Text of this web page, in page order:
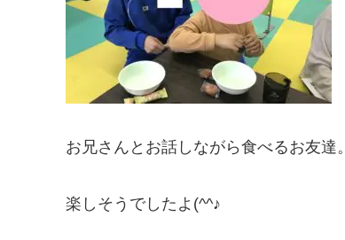
お兄さんとお話しながら食べるお友達。
楽しそうでしたよ(^^♪